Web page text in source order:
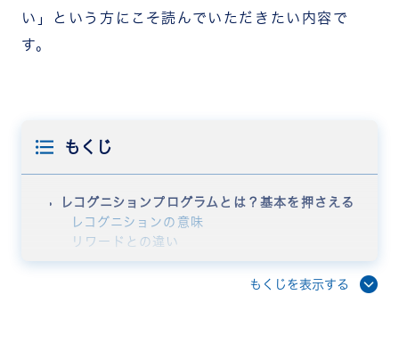
い」という方にこそ読んでいただきたい内容で
す。
もくじ
レコグニションプログラムとは？基本を押さえる
レコグニションの意味
リワードとの違い
レコグニションが注目されている背景もくじを表示する